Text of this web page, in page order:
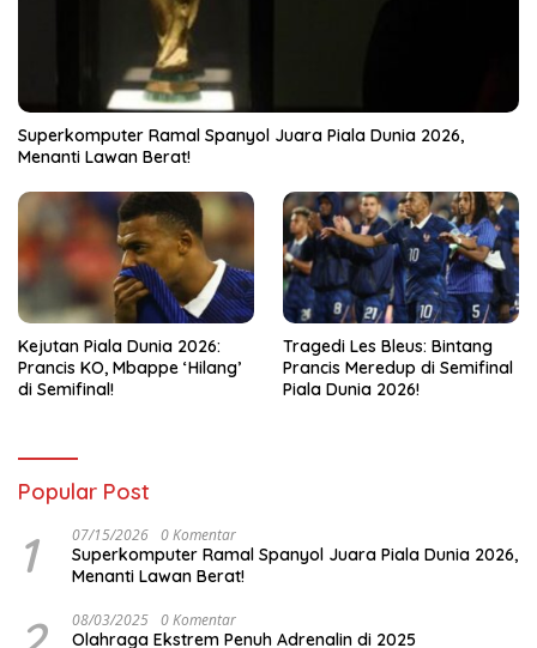
Superkomputer Ramal Spanyol Juara Piala Dunia 2026,
Menanti Lawan Berat!
Kejutan Piala Dunia 2026:
Prancis KO, Mbappe ‘Hilang’
di Semifinal!
Tragedi Les Bleus: Bintang
Prancis Meredup di Semifinal
Piala Dunia 2026!
Popular Post
1 07/15/2026 0 Komentar
Superkomputer Ramal Spanyol Juara Piala Dunia 2026,
Menanti Lawan Berat!
08/03/2025 0 Komentar
Olahraga Ekstrem Penuh Adrenalin di 2025